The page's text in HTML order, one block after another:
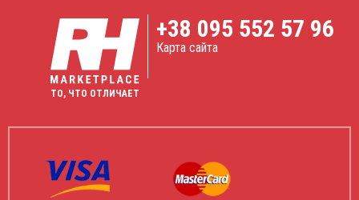
ТО, ЧТО ОТЛИЧАЕТ
+38 095 552 57 96
Карта сайта